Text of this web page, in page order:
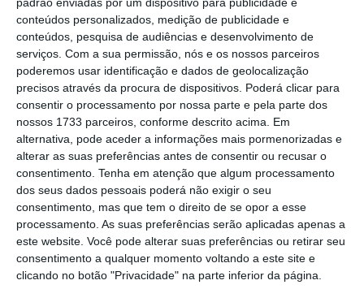
conteúdos personalizados, medição de publicidade e
conteúdos, pesquisa de audiências e desenvolvimento de
serviços. Com a sua permissão, nós e os nossos parceiros
poderemos usar identificação e dados de geolocalização
precisos através da procura de dispositivos. Poderá clicar para
consentir o processamento por nossa parte e pela parte dos
nossos 1733 parceiros, conforme descrito acima. Em
alternativa, pode aceder a informações mais pormenorizadas e
alterar as suas preferências antes de consentir ou recusar o
consentimento. Tenha em atenção que algum processamento
dos seus dados pessoais poderá não exigir o seu
consentimento, mas que tem o direito de se opor a esse
processamento. As suas preferências serão aplicadas apenas a
este website. Você pode alterar suas preferências ou retirar seu
consentimento a qualquer momento voltando a este site e
clicando no botão "Privacidade" na parte inferior da página.
despedimento coletivo” efetuado em 2018, os
trabalhadores – que estarão concentrados
entre as 14:00 e as 15:00 —reclamam que o
Estado acabe com a “política de perseguição e
intimidação”, “defenda o futuro da empresa,
dos trabalhadores e dos seus postos de
trabalho” e “ponha termo à precariedade
existente”.
“A Efacec é uma empresa estratégica,
altamente tecnológica e essencial para
Portugal”, remata o Site-Norte. O Conselho de
Ministros aprovou esta quinta-feira o caderno